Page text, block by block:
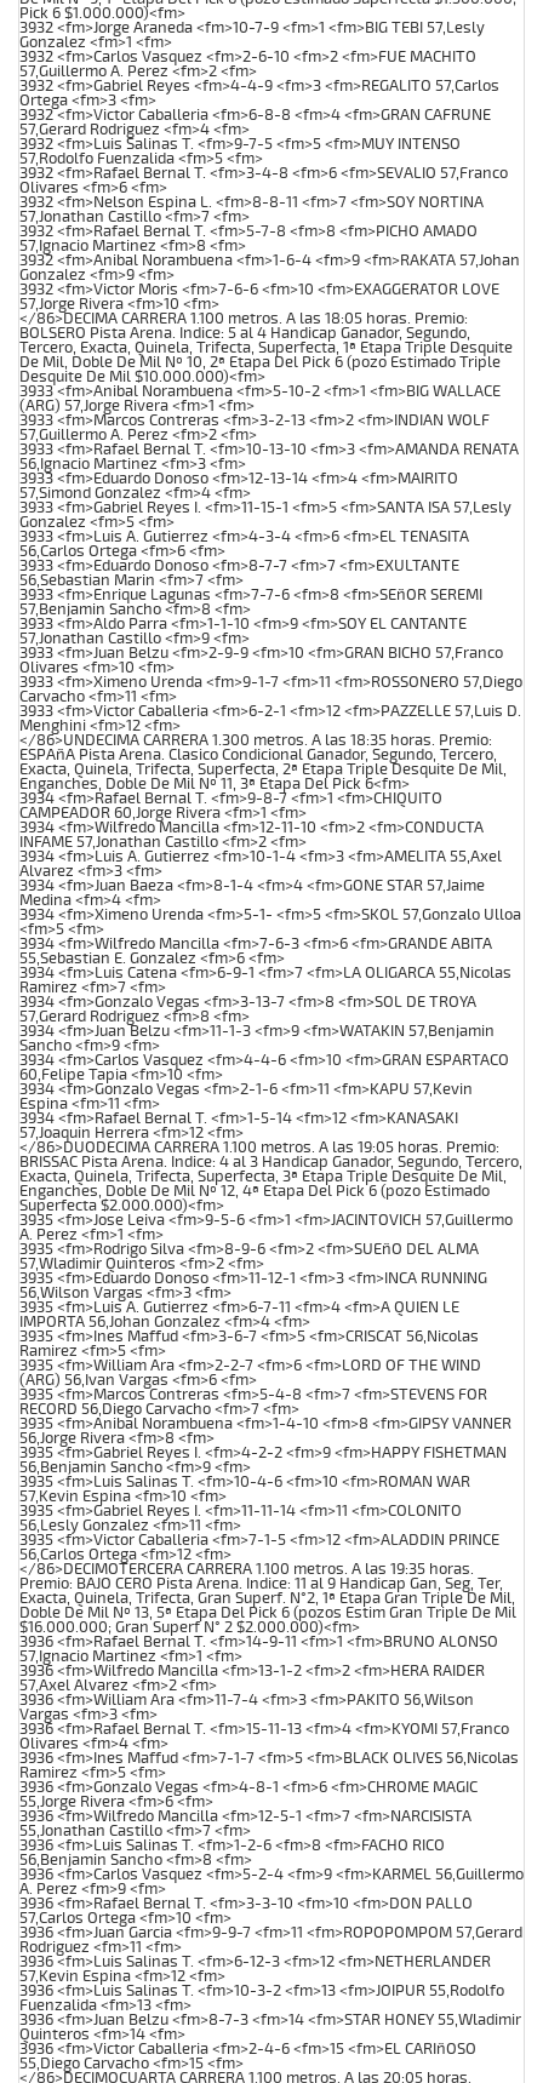
Pick 6 $1.000.000)<fm>
3932 <fm>Jorge Araneda <fm>10-7-9 <fm>1 <fm>BIG TEBI 57,Lesly
Gonzalez <fm>1 <fm>
3932 <fm>Carlos Vasquez <fm>2-6-10 <fm>2 <fm>FUE MACHITO
57,Guillermo A. Perez <fm>2 <fm>
3932 <fm>Gabriel Reyes <fm>4-4-9 <fm>3 <fm>REGALITO 57,Carlos
Ortega <fm>3 <fm>
3932 <fm>Victor Caballeria <fm>6-8-8 <fm>4 <fm>GRAN CAFRUNE
57,Gerard Rodriguez <fm>4 <fm>
3932 <fm>Luis Salinas T. <fm>9-7-5 <fm>5 <fm>MUY INTENSO
57,Rodolfo Fuenzalida <fm>5 <fm>
3932 <fm>Rafael Bernal T. <fm>3-4-8 <fm>6 <fm>SEVALIO 57,Franco
Olivares <fm>6 <fm>
3932 <fm>Nelson Espina L. <fm>8-8-11 <fm>7 <fm>SOY NORTINA
57,Jonathan Castillo <fm>7 <fm>
3932 <fm>Rafael Bernal T. <fm>5-7-8 <fm>8 <fm>PICHO AMADO
57,Ignacio Martinez <fm>8 <fm>
3932 <fm>Anibal Norambuena <fm>1-6-4 <fm>9 <fm>RAKATA 57,Johan
Gonzalez <fm>9 <fm>
3932 <fm>Victor Moris <fm>7-6-6 <fm>10 <fm>EXAGGERATOR LOVE
57,Jorge Rivera <fm>10 <fm>
</86>DECIMA CARRERA 1.100 metros. A las 18:05 horas. Premio:
BOLSERO Pista Arena. Indice: 5 al 4 Handicap Ganador, Segundo,
Tercero, Exacta, Quinela, Trifecta, Superfecta, 1ª Etapa Triple Desquite
De Mil, Doble De Mil Nº 10, 2ª Etapa Del Pick 6 (pozo Estimado Triple
Desquite De Mil $10.000.000)<fm>
3933 <fm>Anibal Norambuena <fm>5-10-2 <fm>1 <fm>BIG WALLACE
(ARG) 57,Jorge Rivera <fm>1 <fm>
3933 <fm>Marcos Contreras <fm>3-2-13 <fm>2 <fm>INDIAN WOLF
57,Guillermo A. Perez <fm>2 <fm>
3933 <fm>Rafael Bernal T. <fm>10-13-10 <fm>3 <fm>AMANDA RENATA
56,Ignacio Martinez <fm>3 <fm>
3933 <fm>Eduardo Donoso <fm>12-13-14 <fm>4 <fm>MAIRITO
57,Simond Gonzalez <fm>4 <fm>
3933 <fm>Gabriel Reyes I. <fm>11-15-1 <fm>5 <fm>SANTA ISA 57,Lesly
Gonzalez <fm>5 <fm>
3933 <fm>Luis A. Gutierrez <fm>4-3-4 <fm>6 <fm>EL TENASITA
56,Carlos Ortega <fm>6 <fm>
3933 <fm>Eduardo Donoso <fm>8-7-7 <fm>7 <fm>EXULTANTE
56,Sebastian Marin <fm>7 <fm>
3933 <fm>Enrique Lagunas <fm>7-7-6 <fm>8 <fm>SEñOR SEREMI
57,Benjamin Sancho <fm>8 <fm>
3933 <fm>Aldo Parra <fm>1-1-10 <fm>9 <fm>SOY EL CANTANTE
57,Jonathan Castillo <fm>9 <fm>
3933 <fm>Juan Belzu <fm>2-9-9 <fm>10 <fm>GRAN BICHO 57,Franco
Olivares <fm>10 <fm>
3933 <fm>Ximeno Urenda <fm>9-1-7 <fm>11 <fm>ROSSONERO 57,Diego
Carvacho <fm>11 <fm>
3933 <fm>Victor Caballeria <fm>6-2-1 <fm>12 <fm>PAZZELLE 57,Luis D.
Menghini <fm>12 <fm>
</86>UNDECIMA CARRERA 1.300 metros. A las 18:35 horas. Premio:
ESPAñA Pista Arena. Clasico Condicional Ganador, Segundo, Tercero,
Exacta, Quinela, Trifecta, Superfecta, 2ª Etapa Triple Desquite De Mil,
Enganches, Doble De Mil Nº 11, 3ª Etapa Del Pick 6<fm>
3934 <fm>Rafael Bernal T. <fm>9-8-7 <fm>1 <fm>CHIQUITO
CAMPEADOR 60,Jorge Rivera <fm>1 <fm>
3934 <fm>Wilfredo Mancilla <fm>12-11-10 <fm>2 <fm>CONDUCTA
INFAME 57,Jonathan Castillo <fm>2 <fm>
3934 <fm>Luis A. Gutierrez <fm>10-1-4 <fm>3 <fm>AMELITA 55,Axel
Alvarez <fm>3 <fm>
3934 <fm>Juan Baeza <fm>8-1-4 <fm>4 <fm>GONE STAR 57,Jaime
Medina <fm>4 <fm>
3934 <fm>Ximeno Urenda <fm>5-1- <fm>5 <fm>SKOL 57,Gonzalo Ulloa
<fm>5 <fm>
3934 <fm>Wilfredo Mancilla <fm>7-6-3 <fm>6 <fm>GRANDE ABITA
55,Sebastian E. Gonzalez <fm>6 <fm>
3934 <fm>Luis Catena <fm>6-9-1 <fm>7 <fm>LA OLIGARCA 55,Nicolas
Ramirez <fm>7 <fm>
3934 <fm>Gonzalo Vegas <fm>3-13-7 <fm>8 <fm>SOL DE TROYA
57,Gerard Rodriguez <fm>8 <fm>
3934 <fm>Juan Belzu <fm>11-1-3 <fm>9 <fm>WATAKIN 57,Benjamin
Sancho <fm>9 <fm>
3934 <fm>Carlos Vasquez <fm>4-4-6 <fm>10 <fm>GRAN ESPARTACO
60,Felipe Tapia <fm>10 <fm>
3934 <fm>Gonzalo Vegas <fm>2-1-6 <fm>11 <fm>KAPU 57,Kevin
Espina <fm>11 <fm>
3934 <fm>Rafael Bernal T. <fm>1-5-14 <fm>12 <fm>KANASAKI
57,Joaquin Herrera <fm>12 <fm>
</86>DUODECIMA CARRERA 1.100 metros. A las 19:05 horas. Premio:
BRISSAC Pista Arena. Indice: 4 al 3 Handicap Ganador, Segundo, Tercero,
Exacta, Quinela, Trifecta, Superfecta, 3ª Etapa Triple Desquite De Mil,
Enganches, Doble De Mil Nº 12, 4ª Etapa Del Pick 6 (pozo Estimado
Superfecta $2.000.000)<fm>
3935 <fm>Jose Leiva <fm>9-5-6 <fm>1 <fm>JACINTOVICH 57,Guillermo
A. Perez <fm>1 <fm>
3935 <fm>Rodrigo Silva <fm>8-9-6 <fm>2 <fm>SUEñO DEL ALMA
57,Wladimir Quinteros <fm>2 <fm>
3935 <fm>Eduardo Donoso <fm>11-12-1 <fm>3 <fm>INCA RUNNING
56,Wilson Vargas <fm>3 <fm>
3935 <fm>Luis A. Gutierrez <fm>6-7-11 <fm>4 <fm>A QUIEN LE
IMPORTA 56,Johan Gonzalez <fm>4 <fm>
3935 <fm>Ines Maffud <fm>3-6-7 <fm>5 <fm>CRISCAT 56,Nicolas
Ramirez <fm>5 <fm>
3935 <fm>William Ara <fm>2-2-7 <fm>6 <fm>LORD OF THE WIND
(ARG) 56,Ivan Vargas <fm>6 <fm>
3935 <fm>Marcos Contreras <fm>5-4-8 <fm>7 <fm>STEVENS FOR
RECORD 56,Diego Carvacho <fm>7 <fm>
3935 <fm>Anibal Norambuena <fm>1-4-10 <fm>8 <fm>GIPSY VANNER
56,Jorge Rivera <fm>8 <fm>
3935 <fm>Gabriel Reyes I. <fm>4-2-2 <fm>9 <fm>HAPPY FISHETMAN
56,Benjamin Sancho <fm>9 <fm>
3935 <fm>Luis Salinas T. <fm>10-4-6 <fm>10 <fm>ROMAN WAR
57,Kevin Espina <fm>10 <fm>
3935 <fm>Gabriel Reyes I. <fm>11-11-14 <fm>11 <fm>COLONITO
56,Lesly Gonzalez <fm>11 <fm>
3935 <fm>Victor Caballeria <fm>7-1-5 <fm>12 <fm>ALADDIN PRINCE
56,Carlos Ortega <fm>12 <fm>
</86>DECIMOTERCERA CARRERA 1.100 metros. A las 19:35 horas.
Premio: BAJO CERO Pista Arena. Indice: 11 al 9 Handicap Gan, Seg, Ter,
Exacta, Quinela, Trifecta, Gran Superf. N°2, 1ª Etapa Gran Triple De Mil,
Doble De Mil Nº 13, 5ª Etapa Del Pick 6 (pozos Estim Gran Triple De Mil
$16.000.000; Gran Superf N° 2 $2.000.000)<fm>
3936 <fm>Rafael Bernal T. <fm>14-9-11 <fm>1 <fm>BRUNO ALONSO
57,Ignacio Martinez <fm>1 <fm>
3936 <fm>Wilfredo Mancilla <fm>13-1-2 <fm>2 <fm>HERA RAIDER
57,Axel Alvarez <fm>2 <fm>
3936 <fm>William Ara <fm>11-7-4 <fm>3 <fm>PAKITO 56,Wilson
Vargas <fm>3 <fm>
3936 <fm>Rafael Bernal T. <fm>15-11-13 <fm>4 <fm>KYOMI 57,Franco
Olivares <fm>4 <fm>
3936 <fm>Ines Maffud <fm>7-1-7 <fm>5 <fm>BLACK OLIVES 56,Nicolas
Ramirez <fm>5 <fm>
3936 <fm>Gonzalo Vegas <fm>4-8-1 <fm>6 <fm>CHROME MAGIC
55,Jorge Rivera <fm>6 <fm>
3936 <fm>Wilfredo Mancilla <fm>12-5-1 <fm>7 <fm>NARCISISTA
55,Jonathan Castillo <fm>7 <fm>
3936 <fm>Luis Salinas T. <fm>1-2-6 <fm>8 <fm>FACHO RICO
56,Benjamin Sancho <fm>8 <fm>
3936 <fm>Carlos Vasquez <fm>5-2-4 <fm>9 <fm>KARMEL 56,Guillermo
A. Perez <fm>9 <fm>
3936 <fm>Rafael Bernal T. <fm>3-3-10 <fm>10 <fm>DON PALLO
57,Carlos Ortega <fm>10 <fm>
3936 <fm>Juan Garcia <fm>9-9-7 <fm>11 <fm>ROPOPOMPOM 57,Gerard
Rodriguez <fm>11 <fm>
3936 <fm>Luis Salinas T. <fm>6-12-3 <fm>12 <fm>NETHERLANDER
57,Kevin Espina <fm>12 <fm>
3936 <fm>Luis Salinas T. <fm>10-3-2 <fm>13 <fm>JOIPUR 55,Rodolfo
Fuenzalida <fm>13 <fm>
3936 <fm>Juan Belzu <fm>8-7-3 <fm>14 <fm>STAR HONEY 55,Wladimir
Quinteros <fm>14 <fm>
3936 <fm>Victor Caballeria <fm>2-4-6 <fm>15 <fm>EL CARIñOSO
55,Diego Carvacho <fm>15 <fm>
</86>DECIMOCUARTA CARRERA 1.100 metros. A las 20:05 horas.